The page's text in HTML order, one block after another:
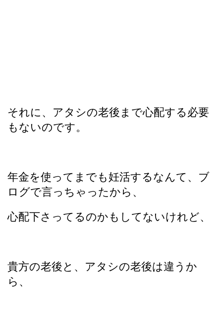
それに、アタシの老後まで心配する必要
もないのです。
年金を使ってまでも妊活するなんて、ブ
ログで言っちゃったから、
心配下さってるのかもしてないけれど、
貴方の老後と、アタシの老後は違うか
ら、